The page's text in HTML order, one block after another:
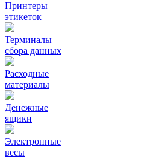
Принтеры
этикеток
Терминалы
сбора данных
Расходные
материалы
Денежные
ящики
Электронные
весы